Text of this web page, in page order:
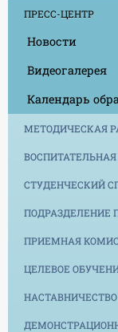
ПРЕСС-ЦЕНТР
Новости
Видеогалерея
Календарь
МЕТОДИЧЕСКАЯ
ВОСПИТАТЕЛЬНАЯ
СТУДЕНЧЕСКИЙ
ПОДРАЗДЕЛЕНИЕ
ПРИЕМНАЯ
ЦЕЛЕВОЕ
НАСТАВНИЧЕСТВО